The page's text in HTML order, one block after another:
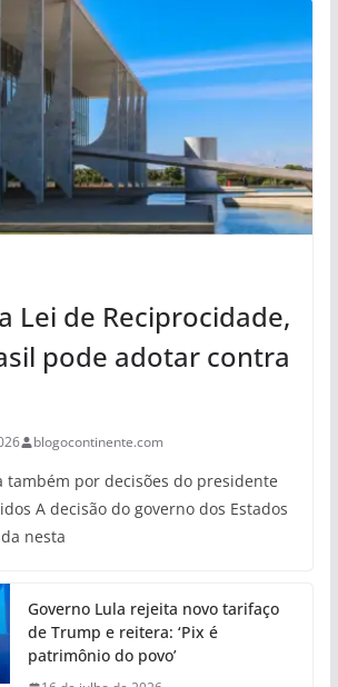
Lei de Reciprocidade,
pode adotar contra
blogocontinente.com
também por decisões do presidente
A decisão do governo dos Estados
nesta
Governo Lula rejeita novo tarifaço
de Trump e reitera: ‘Pix é
patrimônio do povo’